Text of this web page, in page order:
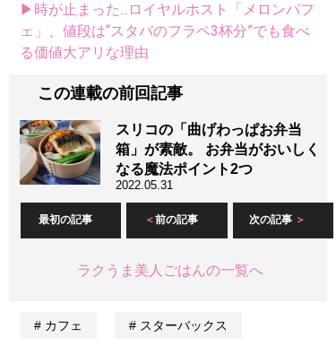
▶時が止まった...ロイヤルホスト「メロンパフ
ェ」、値段は“スタバのフラペ3杯分”でも食べ
る価値大アリな理由
この連載の前回記事
スリコの「曲げわっぱお弁当
箱」が素敵。 お弁当がおいしく
なる魔法ポイント2つ
2022.05.31
最初の記事 前の記事 次の記事
ラクうま美人ごはんの一覧へ
カフェ スターバックス